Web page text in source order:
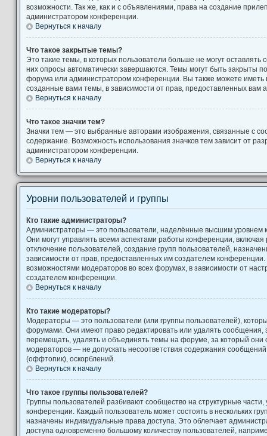
возможности. Так же, как и с объявлениями, права на создание
администратором конференции.
Вернуться к началу
Что такое закрытые темы?
Это такие темы, в которых пользователи больше не могут
них опросы автоматически завершаются. Темы могут быть закрыты
форума или администратором конференции. Вы также можете иметь
созданные вами темы, в зависимости от прав, предоставленных вам
Вернуться к началу
Что такое значки тем?
Значки тем — это выбранные авторами изображения, связанные с
содержание. Возможность использования значков тем зависит от
администратором конференции.
Вернуться к началу
Уровни пользователей и группы
Кто такие администраторы?
Администраторы — это пользователи, наделённые высшим уровнем
Они могут управлять всеми аспектами работы конференции, включая
отключение пользователей, создание групп пользователей,
зависимости от прав, предоставленных им создателем
возможностями модераторов во всех форумах, в зависимости от
создателем конференции.
Вернуться к началу
Кто такие модераторы?
Модераторы — это пользователи (или группы пользователей),
форумами. Они имеют право редактировать или удалять сообщения,
перемещать, удалять и объединять темы на форуме, за который они
модераторов — не допускать несоответствия содержания
(оффтопик), оскорблений.
Вернуться к началу
Что такое группы пользователей?
Группы пользователей разбивают сообщество на структурные
конференции. Каждый пользователь может состоять в нескольких
назначены индивидуальные права доступа. Это облегчает
доступа одновременно большому количеству пользователей,